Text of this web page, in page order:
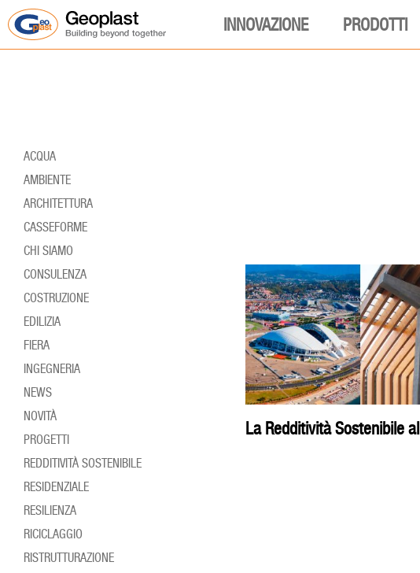
INNOVAZIONE PRODOTTI
La Redditività Sostenibile
ACQUA
AMBIENTE
ARCHITETTURA
CASSEFORME
CHI SIAMO
CONSULENZA
COSTRUZIONE
EDILIZIA
FIERA
INGEGNERIA
NEWS
NOVITÀ
PROGETTI
REDDITIVITÀ SOSTENIBILE
RESIDENZIALE
RESILIENZA
RICICLAGGIO
RISTRUTTURAZIONE